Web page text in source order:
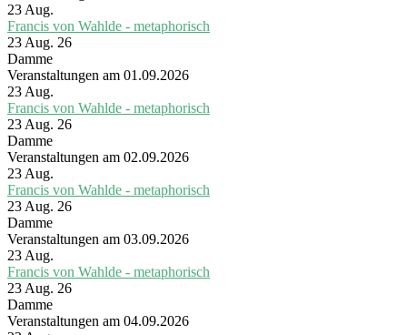
23 Aug.
Francis von Wahlde - metaphorisch
23 Aug. 26
Damme
Veranstaltungen am 01.09.2026
23 Aug.
Francis von Wahlde - metaphorisch
23 Aug. 26
Damme
Veranstaltungen am 02.09.2026
23 Aug.
Francis von Wahlde - metaphorisch
23 Aug. 26
Damme
Veranstaltungen am 03.09.2026
23 Aug.
Francis von Wahlde - metaphorisch
23 Aug. 26
Damme
Veranstaltungen am 04.09.2026